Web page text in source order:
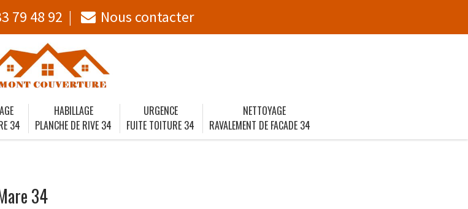
79 48 92 Nous contacter
34
HABILLAGE
PLANCHE DE RIVE 34
URGENCE
FUITE TOITURE 34
NETTOYAGE
RAVALEMENT DE FACADE 34
34